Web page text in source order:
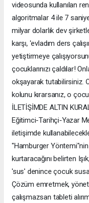
videosunda kullanılan
algoritmalar 4 ile 7
milyar dolarlık dev
karşı, 'evladım ders
yetiştirmeye
çocuklarınızı çaldılar!
okşayarak tutabilirsiniz.
kolunu kırarsanız, o
İLETİŞİMDE ALTIN
Eğitimci-Tarihçi-Yazar
iletişimde
"Hamburger
kurtaracağını belirten
'sus' denince çocuk
Çözüm emretmek,
çalışmazsan tableti